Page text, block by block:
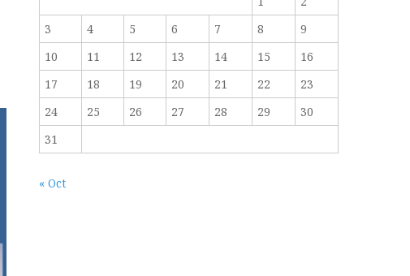
3
4 5 6 7 8
9
10
11 12 13 14 15
16
17
18 19 20 21 22
23
24
25 26 27 28 29
30
31
« Oct